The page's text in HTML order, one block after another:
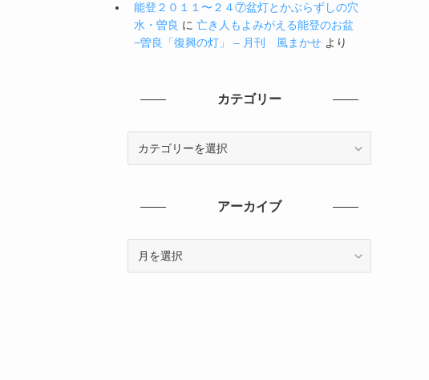
能登２０１１〜２４⑦盆灯とかぶらずしの穴
水・曽良 に 亡き人もよみがえる能登のお盆
−曽良「復興の灯」 – 月刊 風まかせ より
カテゴリー
アーカイブ